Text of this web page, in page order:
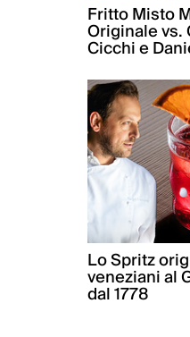
Fritto Misto
Originale vs.
Cicchi e
Lo Spritz
veneziani al
dal 1778